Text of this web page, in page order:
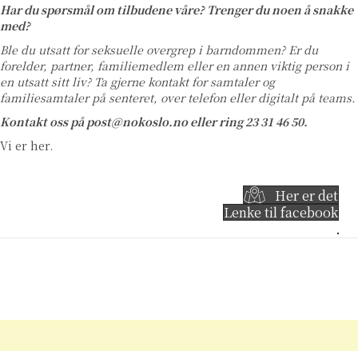
Har du spørsmål om tilbudene våre? Trenger du noen å snakke
med?
Ble du utsatt for seksuelle overgrep i barndommen? Er du
forelder, partner, familiemedlem eller en annen viktig person i
en utsatt sitt liv? Ta gjerne kontakt for samtaler og
familiesamtaler på senteret, over telefon eller digitalt på teams.
Kontakt oss på post@nokoslo.no eller ring 23 31 46 50.
Vi er her.
Her er det
Lenke til facebook